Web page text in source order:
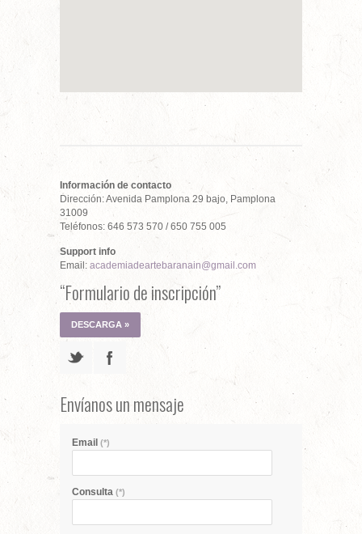
Información de contacto
Dirección: Avenida Pamplona 29 bajo, Pamplona
31009
Teléfonos: 646 573 570 / 650 755 005
Support info
Email: academiadeartebaranain@gmail.com
“Formulario de inscripción”
DESCARGA »
Envíanos un mensaje
Email (*)
Consulta (*)